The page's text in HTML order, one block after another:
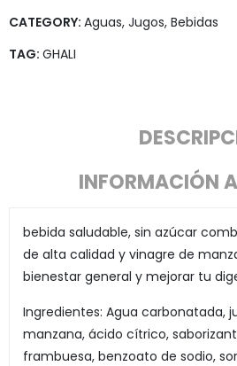
CATEGORY: Aguas, Jugos, Bebidas
TAG: GHALI
INFORMACIÓN
bebida saludable, sin azúcar
de alta calidad y vinagre de
bienestar general y mejorar tu
Ingredientes: Agua carbonatada,
manzana, ácido cítrico,
frambuesa, benzoato de sodio,